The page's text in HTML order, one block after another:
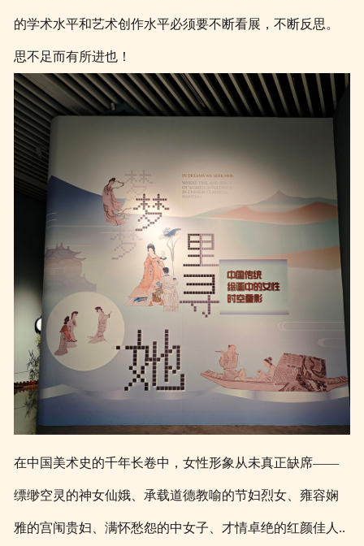
的学术水平和艺术创作水平必须要不断看展，不断反思。
思不足而有所进也！
在中国美术史的千年长卷中，女性形象从未真正缺席——
缥缈空灵的神女仙娥、承载道德教喻的节妇烈女、雍容娴
雅的宫闱贵妇、满怀愁怨的中女子、才情卓绝的红颜佳人..